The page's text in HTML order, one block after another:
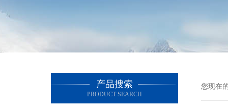
产品搜索
PRODUCT SEARCH
您现在